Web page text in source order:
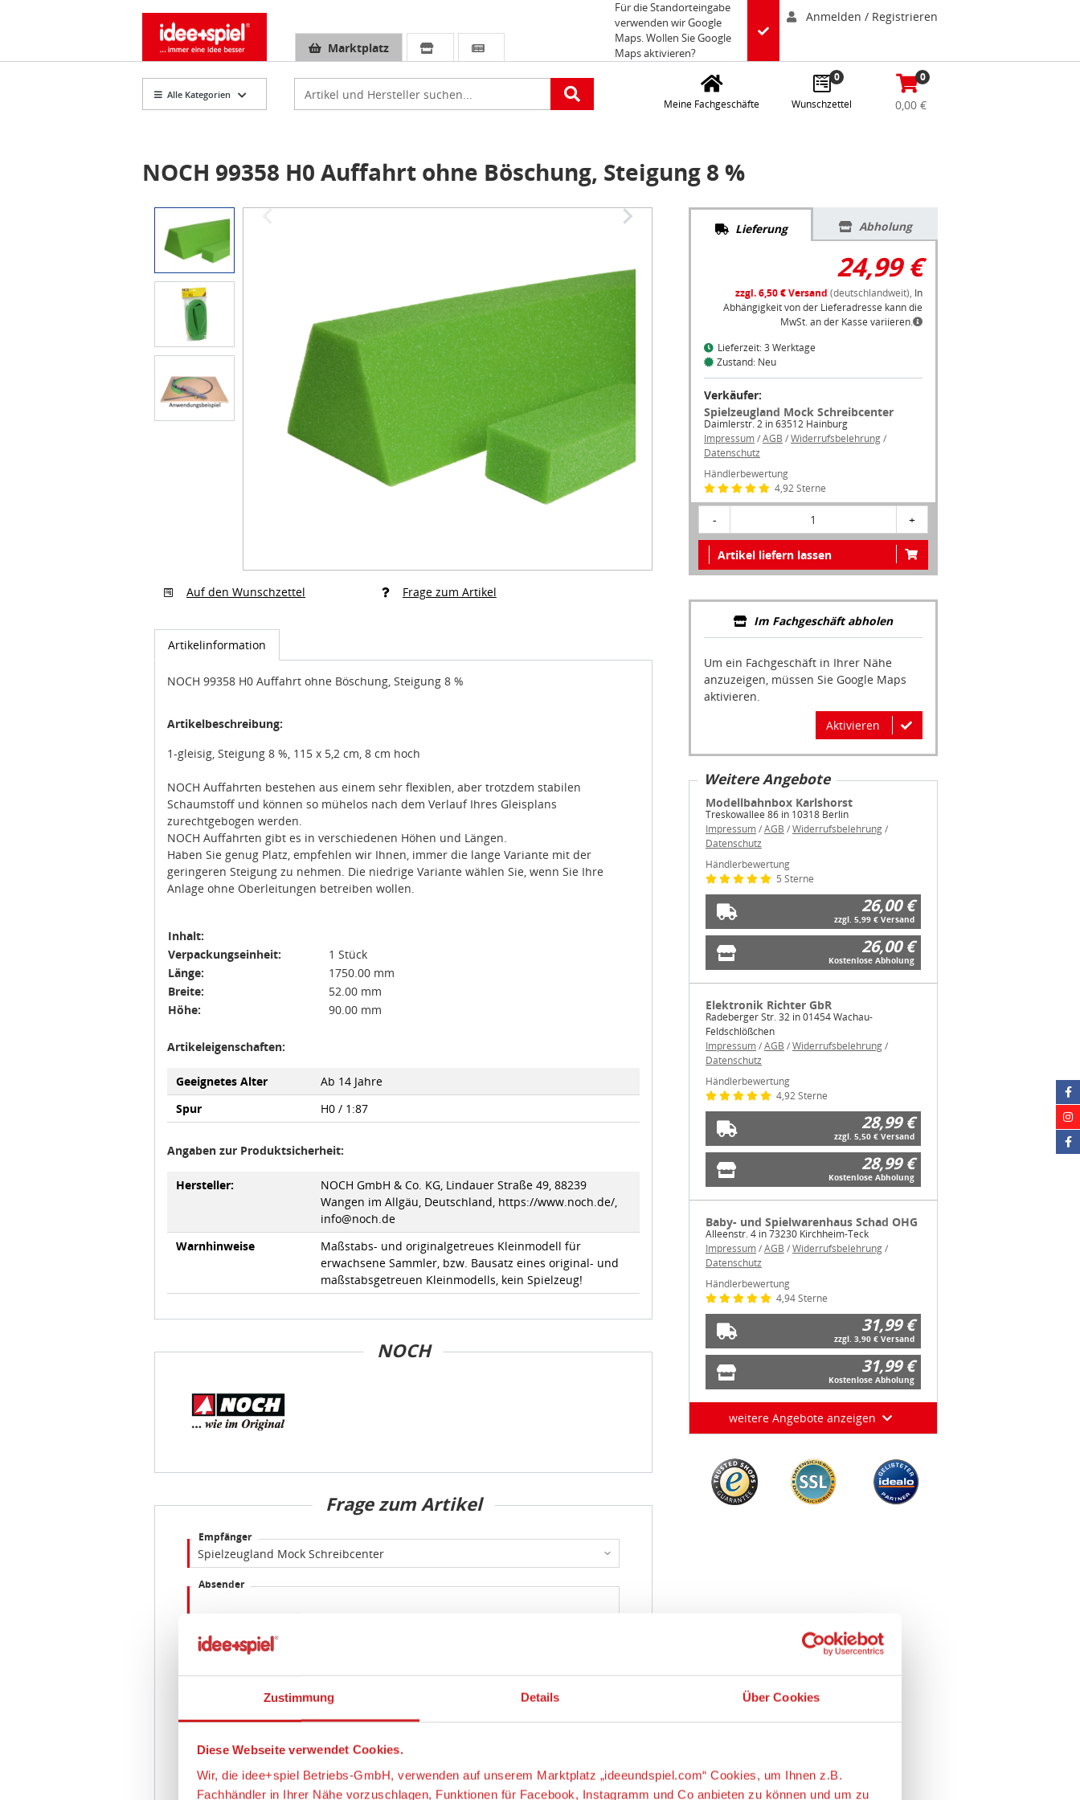
Zustimmung Details Über Cookies
Diese Webseite verwendet Cookies.
Wir, die idee+spiel Betriebs-GmbH, verwenden auf unserem Marktplatz „ideeundspiel.com“ Cookies, um Ihnen z.B.
Fachhändler in Ihrer Nähe vorzuschlagen, Funktionen für Facebook, Instagramm und Co anbieten zu können und um zu
Marktplatz
Für die Standorteingabe
verwenden wir Google
Maps. Wollen Sie Google
Maps aktivieren?
Anmelden / Registrieren
Alle Kategorien
Meine Fachgeschäfte
0
Wunschzettel
0
0,00 €
NOCH 99358 H0 Auffahrt ohne Böschung, Steigung 8 %
Auf den Wunschzettel Frage zum Artikel
Artikelinformation
NOCH 99358 H0 Auffahrt ohne Böschung, Steigung 8 %
Artikelbeschreibung:
1-gleisig, Steigung 8 %, 115 x 5,2 cm, 8 cm hoch
NOCH Auffahrten bestehen aus einem sehr flexiblen, aber trotzdem stabilen
Schaumstoff und können so mühelos nach dem Verlauf Ihres Gleisplans
zurechtgebogen werden.
NOCH Auffahrten gibt es in verschiedenen Höhen und Längen.
Haben Sie genug Platz, empfehlen wir Ihnen, immer die lange Variante mit der
geringeren Steigung zu nehmen. Die niedrige Variante wählen Sie, wenn Sie Ihre
Anlage ohne Oberleitungen betreiben wollen.
Inhalt:
Verpackungseinheit:
1 Stück
Länge:
1750.00 mm
Breite:
52.00 mm
Höhe:
90.00 mm
Artikeleigenschaften:
Geeignetes Alter
Ab 14 Jahre
Spur
H0 / 1:87
Angaben zur Produktsicherheit:
Hersteller:
NOCH GmbH & Co. KG, Lindauer Straße 49, 88239
Wangen im Allgäu, Deutschland, https://www.noch.de/,
info@noch.de
Warnhinweise
Maßstabs- und originalgetreues Kleinmodell für
erwachsene Sammler, bzw. Bausatz eines original- und
maßstabsgetreuen Kleinmodells, kein Spielzeug!
NOCH
Frage zum Artikel
Empfänger
Absender
Frage
Lieferung Abholung
24,99 €
zzgl. 6,50 € Versand (deutschlandweit), In
Abhängigkeit von der Lieferadresse kann die
MwSt. an der Kasse variieren.
Lieferzeit: 3 Werktage
Zustand: Neu
Verkäufer:
Spielzeugland Mock Schreibcenter
Daimlerstr. 2 in 63512 Hainburg
Impressum/AGB /Widerrufsbelehrung/
Datenschutz
Händlerbewertung
4,92 Sterne
- 1 +
Artikel liefern lassen
Im Fachgeschäft abholen
Um ein Fachgeschäft in Ihrer Nähe
anzuzeigen, müssen Sie Google Maps
aktivieren.
Aktivieren
Weitere Angebote
Modellbahnbox Karlshorst
Treskowallee 86 in 10318 Berlin
Impressum/AGB /Widerrufsbelehrung/
Datenschutz
Händlerbewertung
5 Sterne
26,00 €
zzgl. 5,99 € Versand
26,00 €
Kostenlose Abholung
Elektronik Richter GbR
Radeberger Str. 32 in 01454 Wachau-
Feldschlößchen
Impressum/AGB /Widerrufsbelehrung/
Datenschutz
Händlerbewertung
4,92 Sterne
28,99 €
zzgl. 5,50 € Versand
28,99 €
Kostenlose Abholung
Baby- und Spielwarenhaus Schad OHG
Alleenstr. 4 in 73230 Kirchheim-Teck
Impressum/AGB /Widerrufsbelehrung/
Datenschutz
Händlerbewertung
4,94 Sterne
31,99 €
zzgl. 3,90 € Versand
31,99 €
Kostenlose Abholung
weitere Angebote anzeigen